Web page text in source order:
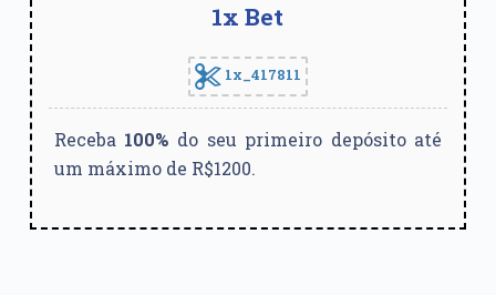
1x Bet
1x_417811
Receba 100% do seu primeiro depósito até
um máximo de R$1200.